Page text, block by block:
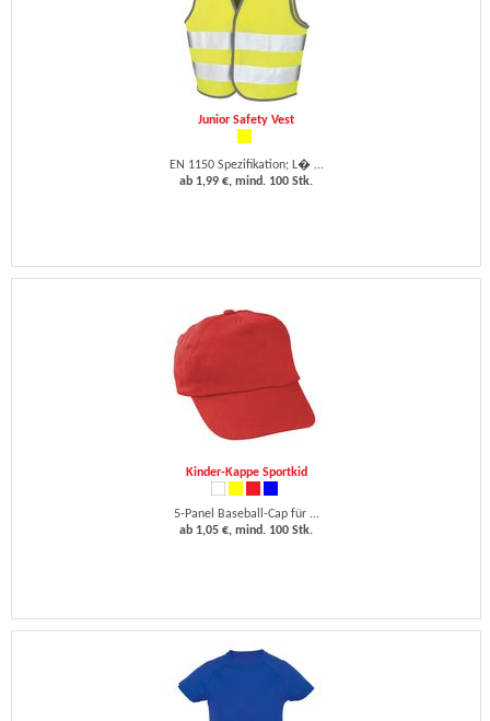
Junior Safety Vest
EN 1150 Spezifikation; L� ...
ab 1,99 €, mind. 100 Stk.
Kinder-Kappe Sportkid
5-Panel Baseball-Cap für ...
ab 1,05 €, mind. 100 Stk.